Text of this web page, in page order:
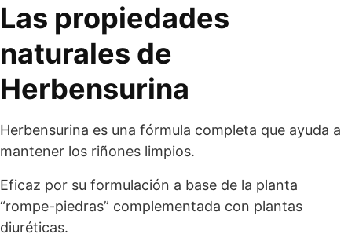
Las propiedades
naturales de
Herbensurina
Herbensurina es una fórmula completa que ayuda a
mantener los riñones limpios.
Eficaz por su formulación a base de la planta
“rompe-piedras” complementada con plantas
diuréticas.